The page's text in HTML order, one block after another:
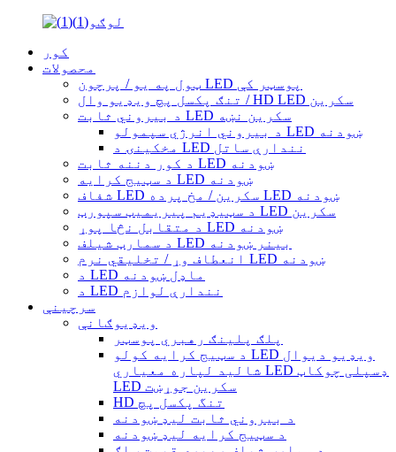
کور
محصولات
ټول په یو / پرچون LED پوسټر کې
تنګ پکسل پچ ویډیو وال / HD LED سکرین
د بیروني ثابت LED سکرین نښه
د بیروني انرژي سپمولو LED ښودنه
مخکینۍ د LED نندارې ساتل
د کور دننه ثابت LED ښودنه
د سټیج کرایه LED ښودنه
شفاف LED سکرین / مخ پرده LED ښودنه
د سټیډیم پیریمیټ سپورټ LED سکرین
د متقابل نڅا پوړ LED ښودنه
د سمارټ شیلف LED بینر ښودنه
انعطاف وړ / تخلیقي نرم LED ښودنه
د LED ماډل ښودنه
د LED نندارې لوازم
سرچینې
ویډیوګانې
پلګ پلینګ رهبري پوسټر
د سټیج کرایه کولو LED ویډیو دیوال
شالید لپاره معیاري LED ډسپلی چوکاټ
LED سکرین جوړښت
HD تنگ پکسل پچ
د بیروني ثابت لیډ ښودنه
د سټیج کرایه لیډ ښودنه